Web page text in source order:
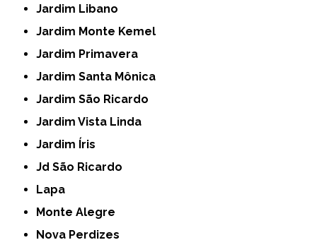
Jardim Libano
Jardim Monte Kemel
Jardim Primavera
Jardim Santa Mônica
Jardim São Ricardo
Jardim Vista Linda
Jardim Íris
Jd São Ricardo
Lapa
Monte Alegre
Nova Perdizes